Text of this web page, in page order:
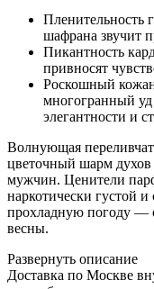
Пленительность
шафрана звучит
Пикантность
привносят
Роскошный
многогранный уд
элегантности и
Волнующая
цветочный шарм
мужчин. Ценители
наркотически густой
прохладную погоду —
весны.
Развернуть описание
Доставка по Москве